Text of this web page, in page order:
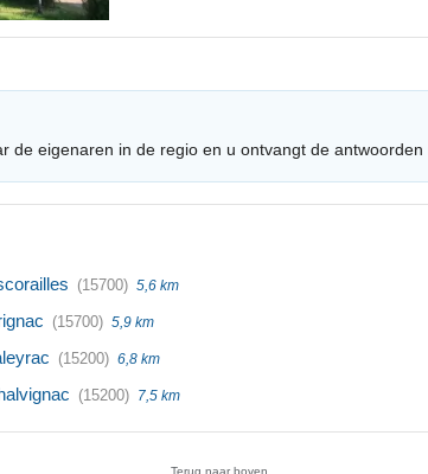
eigenaren in de regio en u ontvangt de antwoorden
(15700) 5,6 km
(15700) 5,9 km
(15200) 6,8 km
(15200) 7,5 km
Terug naar boven